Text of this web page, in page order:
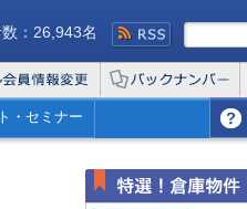
：26,943名
・セミナー